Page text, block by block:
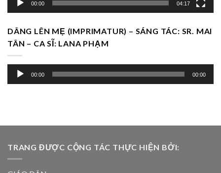
00:00 04:17
DÂNG LÊN MẸ (IMPRIMATUR) – SÁNG TÁC: SR. MAI
TÂN – CA SĨ: LANA PHẠM
Trình
chơi
00:00 00:00
TRANG ĐƯỢC CỘNG TÁC THỰC HIỆN BỞI: